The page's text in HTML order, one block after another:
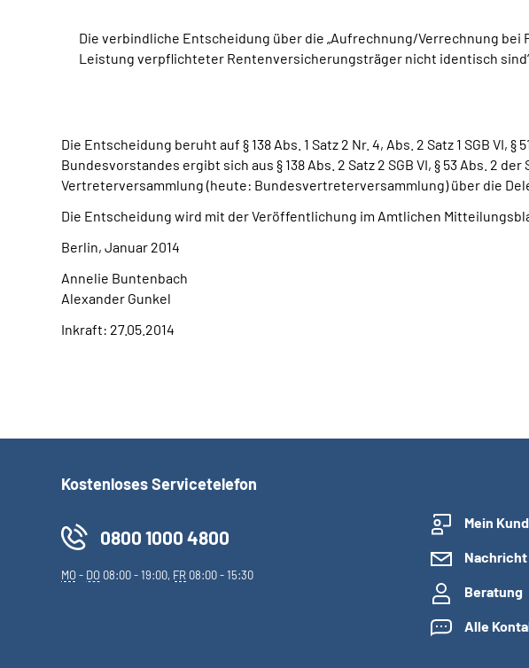
Die verbindliche Entscheidung über die „Aufrechnung/Verrechnung
Leistung verpflichteter Rentenversicherungsträger nicht identisch
Die Entscheidung beruht auf § 138 Abs. 1 Satz 2 Nr. 4, Abs. 2 Satz 1 SGB
Bundesvorstandes ergibt sich aus § 138 Abs. 2 Satz 2 SGB VI, § 53 Abs. 2
Vertreterversammlung (heute: Bundesvertreterversammlung) über die
Die Entscheidung wird mit der Veröffentlichung im Amtlichen
Berlin, Januar 2014
Annelie Buntenbach
Alexander Gunkel
Inkraft: 27.05.2014
Kostenloses Servicetelefon
0800 1000 4800
MO- DO 08:00 - 19:00, FR 08:00 - 15:30
Mein
Beratung
Alle